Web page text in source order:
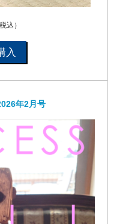
税込）
入
年2月号